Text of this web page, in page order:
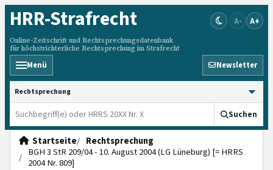
HRR-Strafrecht
Online-Zeitschrift und Rechtsprechungsdatenbank
für höchstrichterliche Rechtsprechung im Strafrecht
A- A+
Menü Newsletter
HRRS durchsuchen
Suchen
Startseite
Rechtsprechung
BGH 3 StR 209/04 - 10. August 2004 (LG Lüneburg) [= HRRS
2004 Nr. 809]